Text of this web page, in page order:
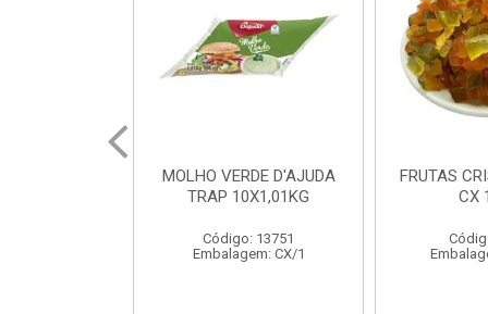
FRUTAS CRISTALIZADAS
CX 10KG
Código: 1785
Embalagem: KG/10